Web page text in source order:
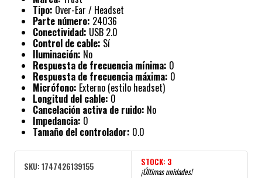
Tipo: Over-Ear / Headset
Parte número: 24036
Conectividad: USB 2.0
Control de cable: Sí
Iluminación: No
Respuesta de frecuencia mínima: 0
Respuesta de frecuencia máxima: 0
Micrófono: Externo (estilo headset)
Longitud del cable:0
Cancelación activa de ruido: No
Impedancia: 0
Tamaño del controlador: 0.0
SKU: 1747426139155 STOCK: 3
¡Últimas unidades!